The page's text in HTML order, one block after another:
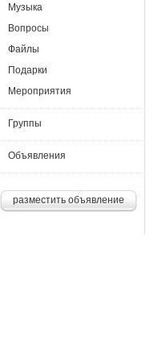
Музыка
Вопросы
Файлы
Подарки
Мероприятия
Группы
Объявления
разместить объявление